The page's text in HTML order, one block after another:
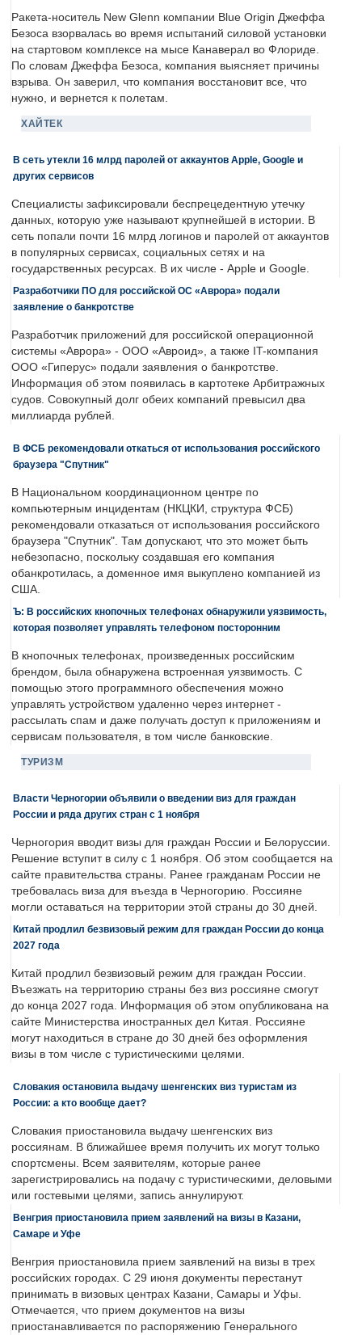
Ракета-носитель New Glenn компании Blue Origin Джеффа
Безоса взорвалась во время испытаний силовой установки
на стартовом комплексе на мысе Канаверал во Флориде.
По словам Джеффа Безоса, компания выясняет причины
взрыва. Он заверил, что компания восстановит все, что
нужно, и вернется к полетам.
ХАЙТЕК
В сеть утекли 16 млрд паролей от аккаунтов Apple, Google и
других сервисов
Специалисты зафиксировали беспрецедентную утечку
данных, которую уже называют крупнейшей в истории. В
сеть попали почти 16 млрд логинов и паролей от аккаунтов
в популярных сервисах, социальных сетях и на
государственных ресурсах. В их числе - Apple и Google.
Разработчики ПО для российской ОС «Аврора» подали
заявление о банкротстве
Разработчик приложений для российской операционной
системы «Аврора» - ООО «Авроид», а также IT-компания
ООО «Гиперус» подали заявления о банкротстве.
Информация об этом появилась в картотеке Арбитражных
судов. Совокупный долг обеих компаний превысил два
миллиарда рублей.
В ФСБ рекомендовали откаться от использования российского
браузера "Спутник"
В Национальном координационном центре по
компьютерным инцидентам (НКЦКИ, структура ФСБ)
рекомендовали отказаться от использования российского
браузера "Спутник". Там допускают, что это может быть
небезопасно, поскольку создавшая его компания
обанкротилась, а доменное имя выкуплено компанией из
США.
Ъ: В российских кнопочных телефонах обнаружили уязвимость,
которая позволяет управлять телефоном посторонним
В кнопочных телефонах, произведенных российским
брендом, была обнаружена встроенная уязвимость. С
помощью этого программного обеспечения можно
управлять устройством удаленно через интернет -
рассылать спам и даже получать доступ к приложениям и
сервисам пользователя, в том числе банковские.
ТУРИЗМ
Власти Черногории объявили о введении виз для граждан
России и ряда других стран с 1 ноября
Черногория вводит визы для граждан России и Белоруссии.
Решение вступит в силу с 1 ноября. Об этом сообщается на
сайте правительства страны. Ранее гражданам России не
требовалась виза для въезда в Черногорию. Россияне
могли оставаться на территории этой страны до 30 дней.
Китай продлил безвизовый режим для граждан России до конца
2027 года
Китай продлил безвизовый режим для граждан России.
Въезжать на территорию страны без виз россияне смогут
до конца 2027 года. Информация об этом опубликована на
сайте Министерства иностранных дел Китая. Россияне
могут находиться в стране до 30 дней без оформления
визы в том числе с туристическими целями.
Словакия остановила выдачу шенгенских виз туристам из
России: а кто вообще дает?
Словакия приостановила выдачу шенгенских виз
россиянам. В ближайшее время получить их могут только
спортсмены. Всем заявителям, которые ранее
зарегистрировались на подачу с туристическими, деловыми
или гостевыми целями, запись аннулируют.
Венгрия приостановила прием заявлений на визы в Казани,
Самаре и Уфе
Венгрия приостановила прием заявлений на визы в трех
российских городах. С 29 июня документы перестанут
принимать в визовых центрах Казани, Самары и Уфы.
Отмечается, что прием документов на визы
приостанавливается по распоряжению Генерального